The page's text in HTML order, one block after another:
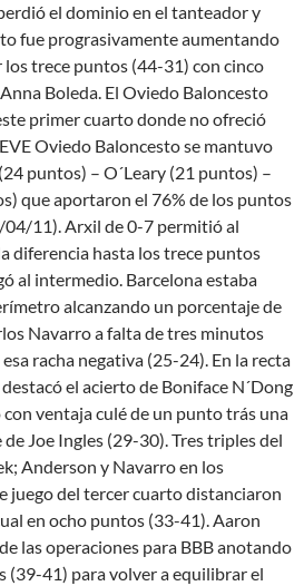
el dominio en el tanteador y
fue prograsivamente aumentando
los trece puntos (44-31) con cinco
Boleda. El Oviedo Baloncesto
primer cuarto donde no ofreció
Oviedo Baloncesto se mantuvo
puntos) – O´Leary (21 puntos) –
que aportaron el 76% de los puntos
11). Arxil de 0-7 permitió al
diferencia hasta los trece puntos
al intermedio. Barcelona estaba
alcanzando un porcentaje de
Navarro a falta de tres minutos
racha negativa (25-24). En la recta
el acierto de Boniface N´Dong
ventaja culé de un punto trás una
Joe Ingles (29-30). Tres triples del
Anderson y Navarro en los
juego del tercer cuarto distanciaron
en ocho puntos (33-41). Aaron
las operaciones para BBB anotando
(39-41) para volver a equilibrar el